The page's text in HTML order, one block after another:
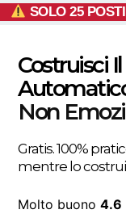
SOLO25 POSTI
Costruisci
Non
Gratis. 100%
mentre lo
Molto buono4.6